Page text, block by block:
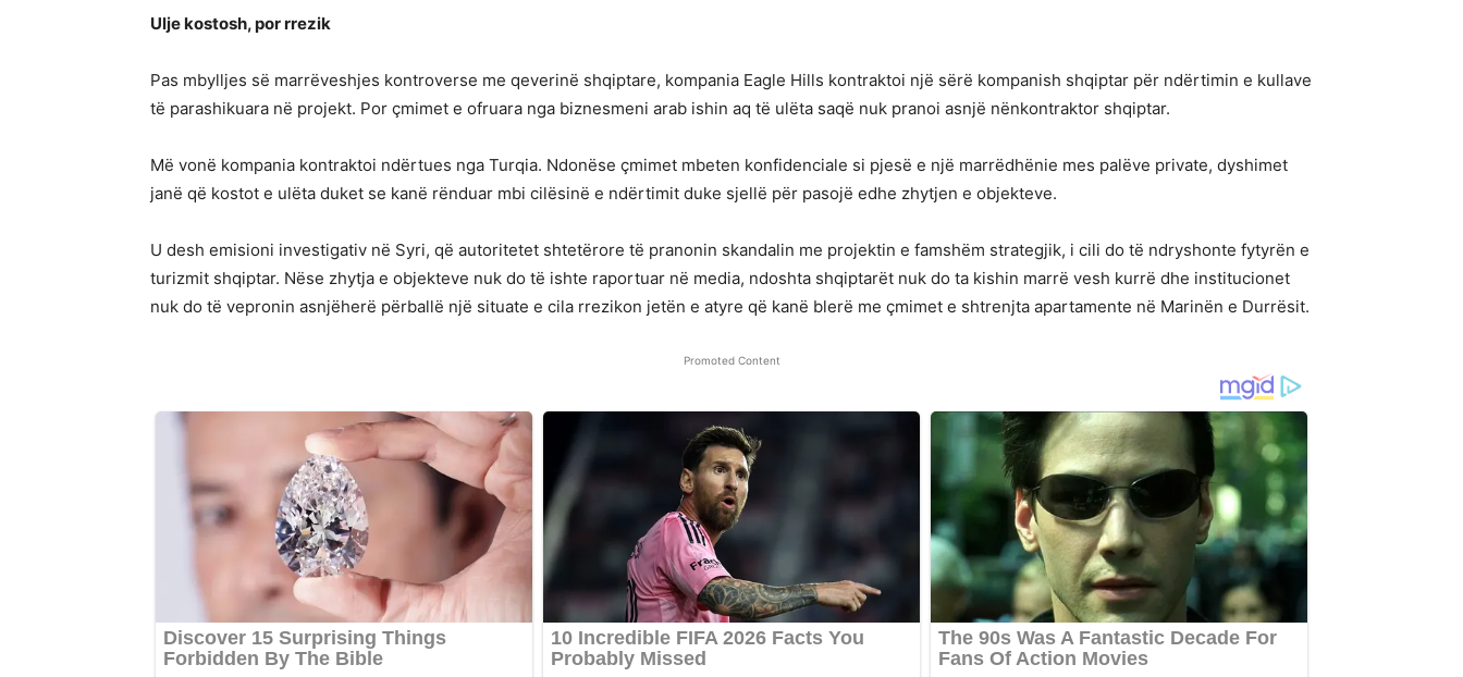
Ulje kostosh, por rrezik
Pas mbylljes së marrëveshjes kontroverse me qeverinë shqiptare, kompania Eagle Hills kontraktoi një sërë kompanish shqiptar për ndërtimin e kullave
të parashikuara në projekt. Por çmimet e ofruara nga biznesmeni arab ishin aq të ulëta saqë nuk pranoi asnjë nënkontraktor shqiptar.
Më vonë kompania kontraktoi ndërtues nga Turqia. Ndonëse çmimet mbeten konfidenciale si pjesë e një marrëdhënie mes palëve private, dyshimet
janë që kostot e ulëta duket se kanë rënduar mbi cilësinë e ndërtimit duke sjellë për pasojë edhe zhytjen e objekteve.
U desh emisioni investigativ në Syri, që autoritetet shtetërore të pranonin skandalin me projektin e famshëm strategjik, i cili do të ndryshonte fytyrën e
turizmit shqiptar. Nëse zhytja e objekteve nuk do të ishte raportuar në media, ndoshta shqiptarët nuk do ta kishin marrë vesh kurrë dhe institucionet
nuk do të vepronin asnjëherë përballë një situate e cila rrezikon jetën e atyre që kanë blerë me çmimet e shtrenjta apartamente në Marinën e Durrësit.
Promoted Content